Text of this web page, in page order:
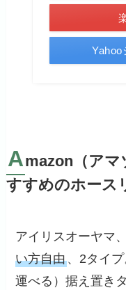
Yahoo
Amazon（アマ
すすめのホース
アイリスオーヤマ
い方自由、2タイ
運べる）据え置き